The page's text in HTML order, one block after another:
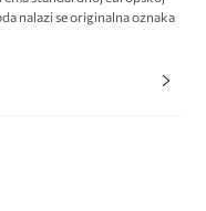
nalazi se originalna oznaka